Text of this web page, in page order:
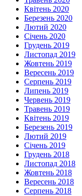
Квітень 2020
Березень 2020
Лютий 2020
Січень 2020
Грудень 2019
Листопад 2019
Жовтень 2019
Вересень 2019
Серпень 2019
Липень 2019
Червень 2019
Травень 2019
Квітень 2019
Березень 2019
Лютий 2019
Січень 2019
Грудень 2018
Листопад 2018
Жовтень 2018
Вересень 2018
Серпень 2018